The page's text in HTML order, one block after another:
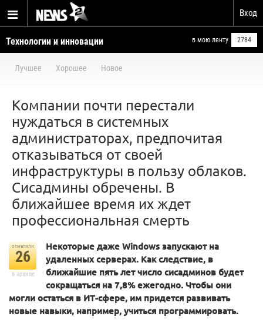
Вход
Технологии и инновации в мою ленту 2784
Лучшее Хорошее Новое
Компании почти перестали
нуждаться в системных
администраторах, предпочитая
отказываться от своей
инфраструктуры в пользу облаков.
Сисадмины обречены. В
ближайшее время их ждет
профессиональная смерть
отметили
26
в архиве
Некоторые даже Windows запускают на
удаленных серверах. Как следствие, в
ближайшие пять лет число сисадминов будет
сокращаться на 7,8% ежегодно. Чтобы они
могли остаться в ИТ-сфере, им придется развивать
новые навыки, например, учиться программировать.